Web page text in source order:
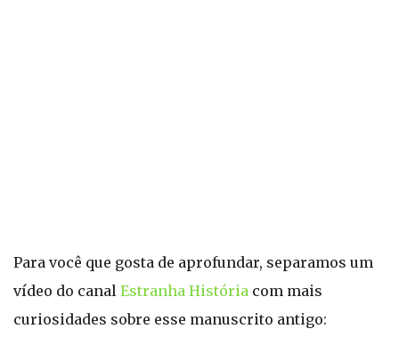
Para você que gosta de aprofundar, separamos um
vídeo do canal Estranha História com mais
curiosidades sobre esse manuscrito antigo: